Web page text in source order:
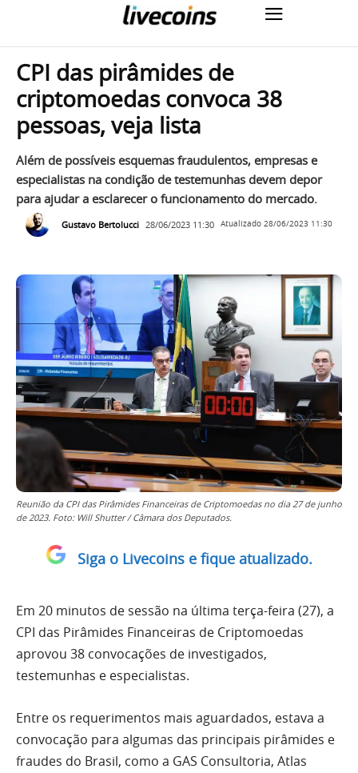
CPI das pirâmides de
criptomoedas convoca 38
pessoas, veja lista
Além de possíveis esquemas fraudulentos, empresas e
especialistas na condição de testemunhas devem depor
para ajudar a esclarecer o funcionamento do mercado.
Gustavo Bertolucci 28/06/2023 11:30 Atualizado 28/06/2023 11:30
Reunião da CPI das Pirâmides Financeiras de Criptomoedas no dia 27 de junho
de 2023. Foto: Will Shutter / Câmara dos Deputados.
Siga o Livecoins e fique atualizado.
Em 20 minutos de sessão na última terça-feira (27), a
CPI das Pirâmides Financeiras de Criptomoedas
aprovou 38 convocações de investigados,
testemunhas e especialistas.
Entre os requerimentos mais aguardados, estava a
convocação para algumas das principais pirâmides e
fraudes do Brasil, como a GAS Consultoria, Atlas